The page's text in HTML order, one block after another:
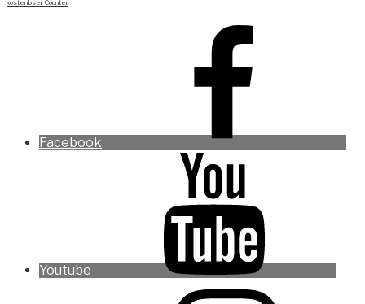
kostenloser Counter
Facebook
Youtube